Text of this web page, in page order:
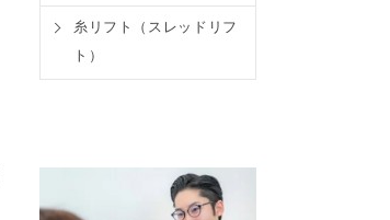
糸リフト（スレッドリフ
ト）